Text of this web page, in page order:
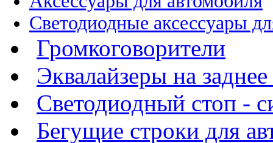
Светодиодные аксессуары
Громкоговорители
Эквалайзеры на заднее
Светодиодный стоп -
Бегущие строки для